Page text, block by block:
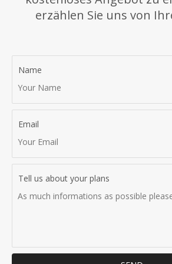
erzählen Sie uns von
Name
Email
Tell us about your plans